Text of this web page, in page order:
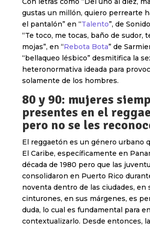
gustas un millón, quiero perrearte
el pantalón” en “Talento”, de
“Te toco, me tocas, baño de sudor,
mojas”, en “Rebota Bota” de
“bellaqueo lésbico” desmitifica la
heteronormativa ideada para
solamente de los hombres.
80 y 90: mujeres
presentes en el
pero no se les
El reggaetón es un género urbano
El Caribe, específicamente en
década de 1980 pero que las
consolidaron en Puerto Rico
noventa dentro de las ciudades, en
cinturones, en sus márgenes, es
duda, lo cual es fundamental para
contextualizarlo. Desde entonces,